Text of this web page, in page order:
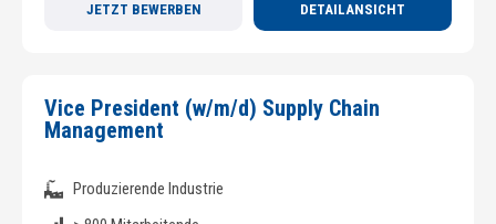
JETZT BEWERBEN DETAILANSICHT
Vice President (w/m/d) Supply Chain
Management
Produzierende Industrie